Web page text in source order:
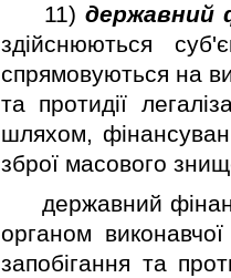
11) державний
здiйснюються
спрямовуються на
та протидiї
шляхом,
зброї масового
державний
органом
запобiгання та